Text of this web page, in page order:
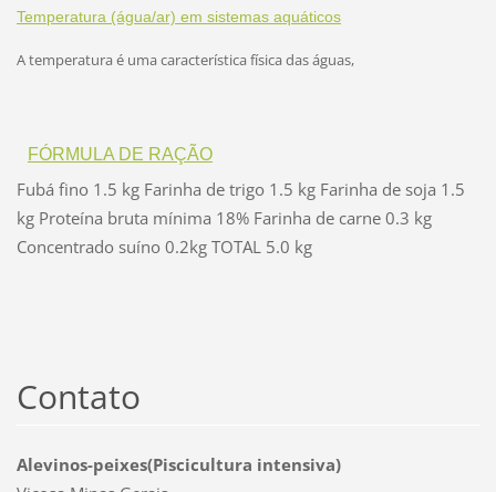
Temperatura (água/ar) em sistemas aquáticos
A temperatura é uma característica física das águas,
FÓRMULA DE RAÇÃO
Fubá fino 1.5 kg Farinha de trigo 1.5 kg Farinha de soja 1.5
kg Proteína bruta mínima 18% Farinha de carne 0.3 kg
Concentrado suíno 0.2kg TOTAL 5.0 kg
Contato
Alevinos-peixes(Piscicultura intensiva)